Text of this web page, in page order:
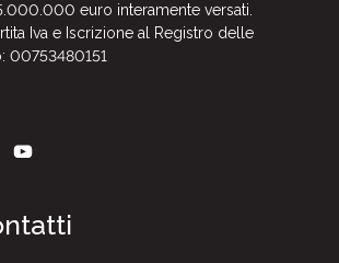
euro interamente versati.
Iva e Iscrizione al Registro delle
00753480151